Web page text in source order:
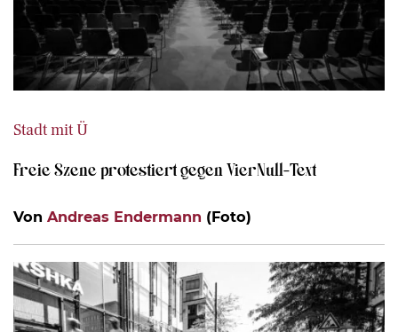
Stadt mit Ü
Freie Szene protestiert gegen VierNull-Text
Von Andreas Endermann (Foto)